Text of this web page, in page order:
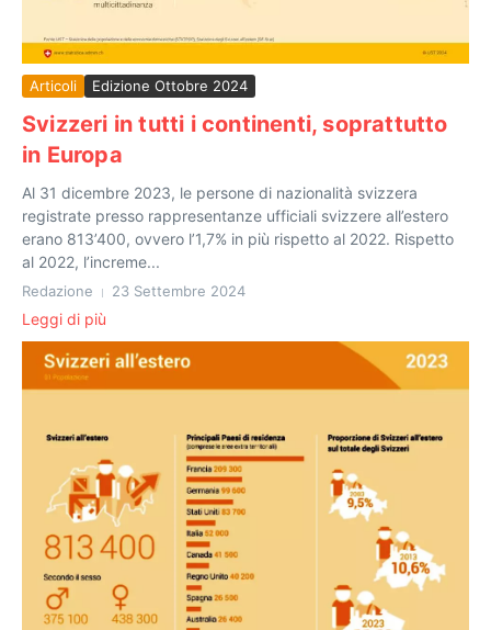
Articoli Edizione Ottobre 2024
Svizzeri in tutti i continenti, soprattutto
in Europa
Al 31 dicembre 2023, le persone di nazionalità svizzera
registrate presso rappresentanze ufficiali svizzere all’estero
erano 813’400, ovvero l’1,7% in più rispetto al 2022. Rispetto
al 2022, l’increme...
Redazione 23 Settembre 2024
Leggi di più